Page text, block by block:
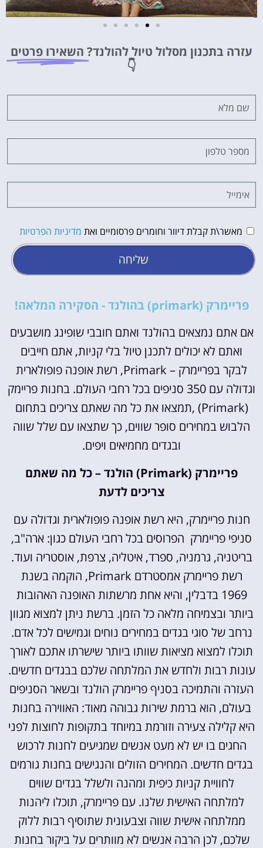
מציאת מלון
לחצו
עזרה בתכנון מסלול טיול להולנד? השאירו פרטים
👇
מאשר\ת קבלת דיוור וחומרים פרסומיים ואת מדיניות הפרטיות
שליחה
פריימרק (primark) בהולנד - הסקירה המלאה!
אם אתם נמצאים בהולנד ואתם חובבי שופינג מושבעים
ואתם לא יכולים לתכנן טיול בלי קניות, אתם חייבים
לבקר בפריימרק – Primark, רשת אופנה פופולארית
וגדולה עם 350 סניפים בכל רחבי העולם. בחנות פריימק
(Primark) ,תמצאו את כל מה שאתם צריכים בתחום
הלבוש במחירים סופר שווים, כך שתצאו עם שלל שווה
ובגדים מחמיאים ויפים.
פריימרק (Primark) הולנד – כל מה שאתם
צריכים לדעת
חנות פריימרק, היא רשת אופנה פופולארית וגדולה עם
סניפי פריימרק הפרוסים בכל רחבי העולם כגון: ארה"ב,
בריטניה, גרמניה, ספרד, איטליה, צרפת, אוסטריה ועוד.
רשת פריימרק אמסטרדם Primark, הוקמה בשנת
1969 בדבלין, והיא אחת מרשתות האופנה האהובות
ביותר ובצמיחה מלאה כל הזמן. ברשת ניתן למצוא מגוון
נרחב של סוגי בגדים במחירים נוחים וגמישים לכל אדם.
תוכלו למצוא מציאות שוותו ביותר שישרתו אתכם לאורך
עונות רבות ולחדש את המלתחה שלכם בבגדים חדשים.
העזרה והתמיכה בסניף פריימרק הולנד ובשאר הסניפים
בעולם, הוא ברמת שירות גבוהה מאוד: האווירה בחנות
היא קלילה צעירה וזורמת במיוחד בתקופות לחוצות לפני
החגים בו יש לא מעט אנשים שמגיעים לחנות לרכוש
בגדים חדשים. המחירים הזולים והנגישים בחנות גורמים
לחוויית קניות כיפית ומהנה ולשלל בגדים שווים
למלתחה האישית שלנו. עם פריימרק, תוכלו ליהנות
ממלתחה אישית שווה וצבעונית שתוסיף רבות ללוק
שלכם, לכן הרבה אנשים לא מוותרים על ביקור בחנות